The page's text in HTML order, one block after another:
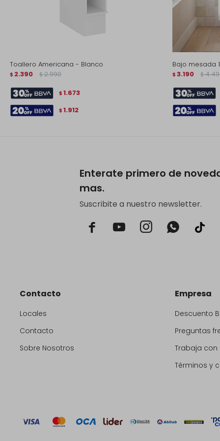
Toallero Americana - Blanco
$ 2.390 $ 2.990
$ 1.673
$ 1.912
Bajo mesada
$ 3.190 $
Enterate primero de
mas.
Suscribite a nuestro newsletter.
  
Contacto
Locales
Contacto
Sobre Nosotros
Empresa
Descuento
Preguntas
Trabaja
Términos y